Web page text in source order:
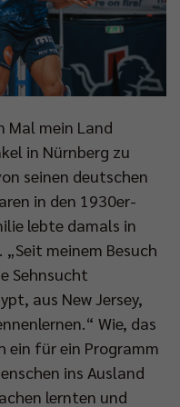
Mal mein Land
in Nürnberg zu
seinen deutschen
in den 1930er-
lebte damals in
meinem Besuch
Sehnsucht
aus New Jersey,
Wie, das
ein für ein Programm
ins Ausland
lernten und